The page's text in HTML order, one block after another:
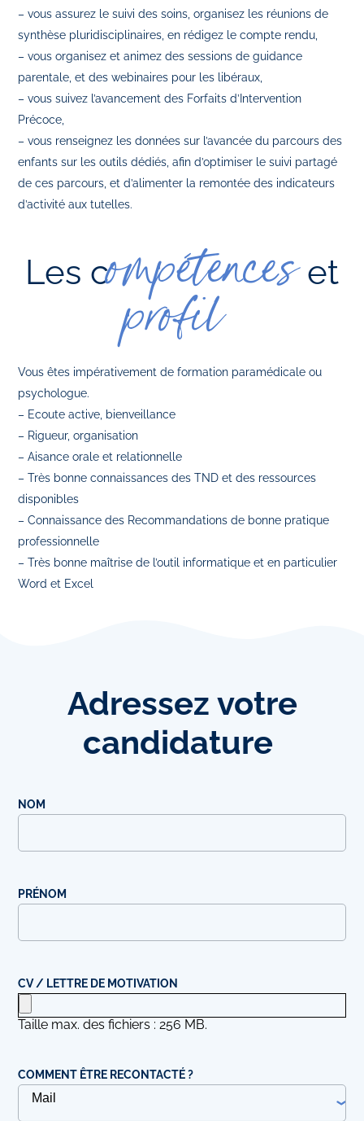
– vous assurez le suivi des soins, organisez les réunions de
synthèse pluridisciplinaires, en rédigez le compte rendu,
– vous organisez et animez des sessions de guidance
parentale, et des webinaires pour les libéraux,
– vous suivez l’avancement des Forfaits d’Intervention
Précoce,
– vous renseignez les données sur l’avancée du parcours des
enfants sur les outils dédiés, afin d’optimiser le suivi partagé
de ces parcours, et d’alimenter la remontée des indicateurs
d’activité aux tutelles.
Les compétenceset
profil
Vous êtes impérativement de formation paramédicale ou
psychologue.
– Ecoute active, bienveillance
– Rigueur, organisation
– Aisance orale et relationnelle
– Très bonne connaissances des TND et des ressources
disponibles
– Connaissance des Recommandations de bonne pratique
professionnelle
– Très bonne maîtrise de l’outil informatique et en particulier
Word et Excel
Adressez votre
candidature
NOM
PRÉNOM
CV / LETTRE DE MOTIVATION
Taille max. des fichiers : 256 MB.
COMMENT ÊTRE RECONTACTÉ ?